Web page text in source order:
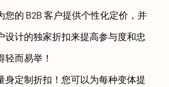
您的 B2B 客户提供个性化定价，并
设计的独家折扣来提高参与度和忠
轻而易举！
身定制折扣！您可以为每种变体提